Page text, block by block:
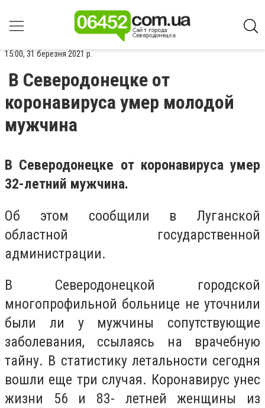
15:00, 31 березня 2021 р.
В Северодонецке от
коронавируса умер молодой
мужчина
В Северодонецке от коронавируса умер
32-летний мужчина.
Об этом сообщили в Луганской
областной государственной
администрации.
В Северодонецкой городской
многопрофильной больнице не уточнили
были ли у мужчины сопутствующие
заболевания, ссылаясь на врачебную
тайну. В статистику летальности сегодня
вошли еще три случая. Коронавирус унес
жизни 56 и 83- летней женщины из